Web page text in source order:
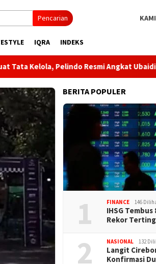
Pencarian
IQRA INDEKS
Kelola, Pelindo Resmi Angkat Ubaidillah
BERITA POPULER
1 FINANCE 146
IHSG
Rekor
2 NASIONAL 132
Langit
Konfirmasi